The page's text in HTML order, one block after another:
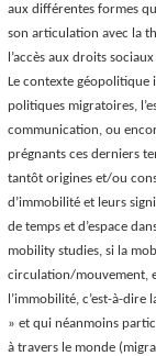
aux différentes formes
son articulation avec la
l’accès aux droits
Le contexte géopolitique
politiques migratoires,
communication, ou
prégnants ces derniers
tantôt origines et/ou
d’immobilité et leurs
de temps et d’espace
mobility studies, si la
circulation/mouvement,
l’immobilité, c’est-à-
» et qui néanmoins
à travers le monde